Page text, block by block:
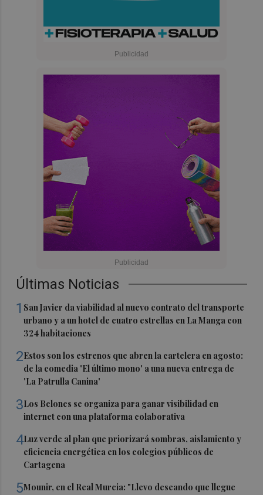
Últimas Noticias
1 San Javier da viabilidad al nuevo contrato del transporte
urbano y a un hotel de cuatro estrellas en La Manga con
324 habitaciones
2Estos son los estrenos que abren la cartelera en agosto:
de la comedia 'El último mono' a una nueva entrega de
'La Patrulla Canina'
3Los Belones se organiza para ganar visibilidad en
internet con una plataforma colaborativa
4Luz verde al plan que priorizará sombras, aislamiento y
eficiencia energética en los colegios públicos de
Cartagena
5Mounir, en el Real Murcia: "Llevo deseando que llegue